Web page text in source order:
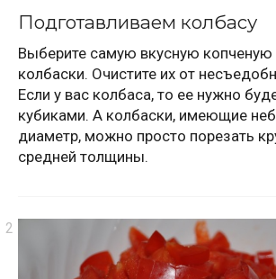
Подготавливаем колбасу
Выберите самую вкусную копченую
колбаски. Очистите их от
Если у вас колбаса, то ее нужно
кубиками. А колбаски, имеющие
диаметр, можно просто порезать
средней толщины.